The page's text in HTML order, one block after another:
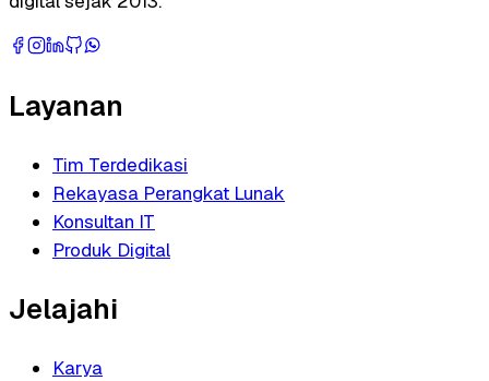
Layanan
Tim Terdedikasi
Rekayasa Perangkat Lunak
Konsultan IT
Produk Digital
Jelajahi
Karya